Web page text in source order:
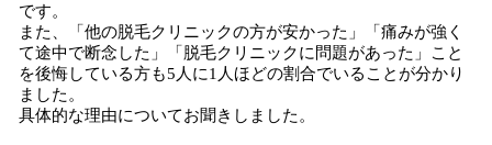
です。
また、「他の脱毛クリニックの方が安かった」「痛みが強く
て途中で断念した」「脱毛クリニックに問題があった」こと
を後悔している方も5人に1人ほどの割合でいることが分かり
ました。
具体的な理由についてお聞きしました。